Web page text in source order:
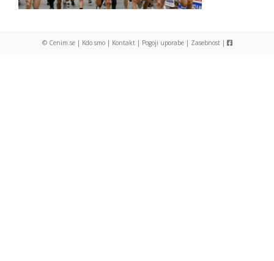
© Cenim.se | Kdo smo| Kontakt| Pogoji uporabe| Zasebnost|